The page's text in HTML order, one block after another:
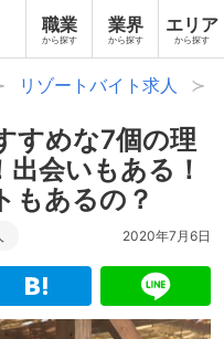
職業
から探す
業界
から探す
エリア
から探す
リゾートバイト求人
すめな7個の理
会いもある！
もあるの？
2020年7月6日